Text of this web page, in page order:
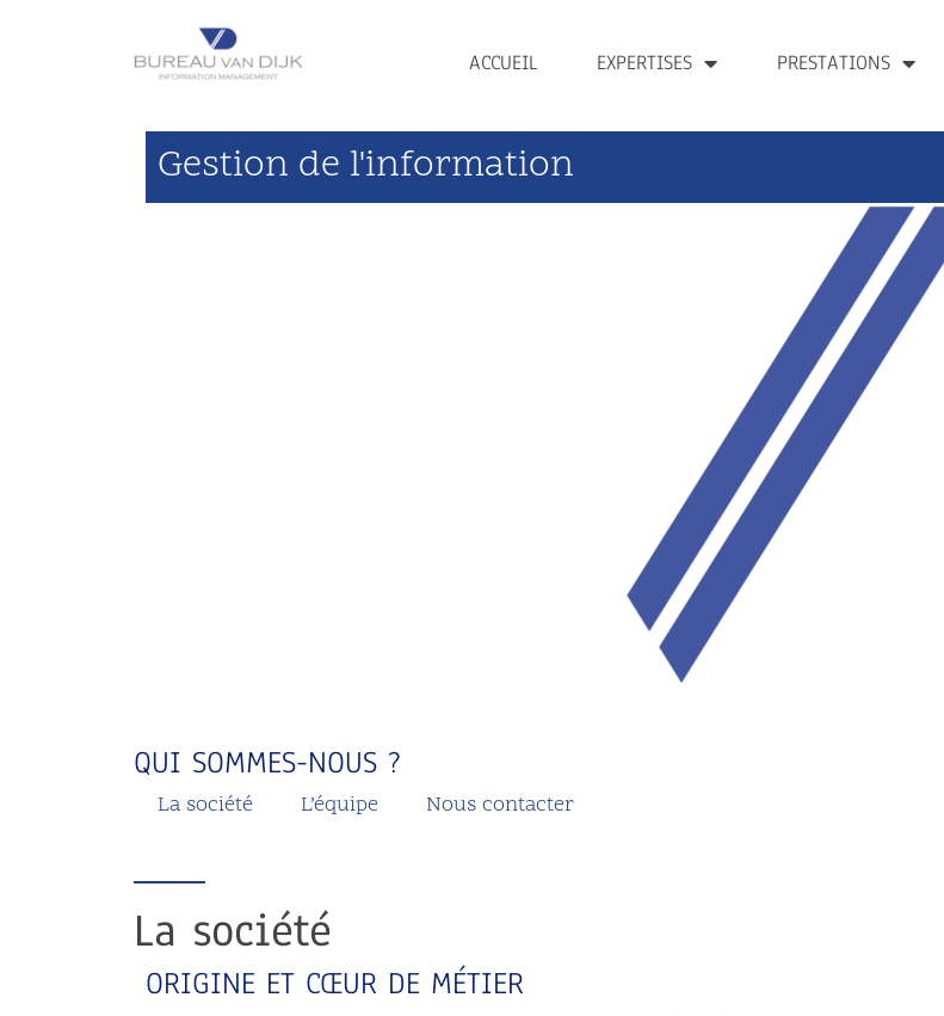
ACCUEIL EXPERTISES PRESTATIONS
Gestion de l'information
QUI SOMMES-NOUS ?
La société L’équipe Nous contacter
La société
ORIGINE ET CŒUR DE MÉTIER